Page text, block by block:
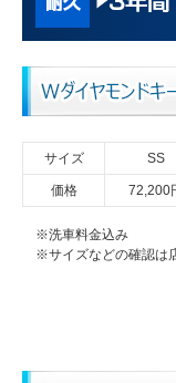
サイズ SS
価格 72,200
※洗車料金込み
※サイズなどの確認は